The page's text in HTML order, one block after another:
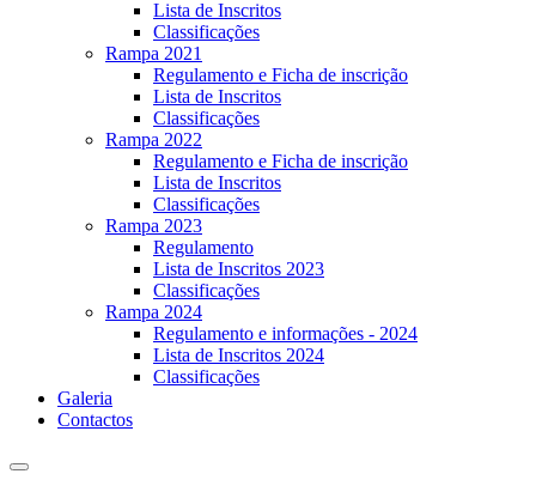
Lista de Inscritos
Classificações
Rampa 2021
Regulamento e Ficha de inscrição
Lista de Inscritos
Classificações
Rampa 2022
Regulamento e Ficha de inscrição
Lista de Inscritos
Classificações
Rampa 2023
Regulamento
Lista de Inscritos 2023
Classificações
Rampa 2024
Regulamento e informações - 2024
Lista de Inscritos 2024
Classificações
Galeria
Contactos